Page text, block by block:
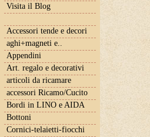
Visita il Blog
Accessori tende e decori
aghi+magneti e..
Appendini
Art. regalo e decorativi
articoli da ricamare
accessori Ricamo/Cucito
Bordi in LINO e AIDA
Bottoni
Cornici-telaietti-fiocchi